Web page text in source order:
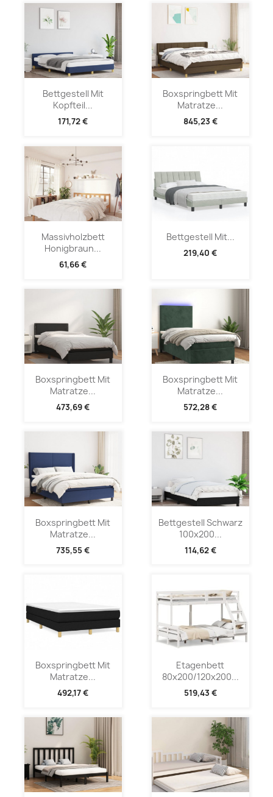
Bettgestell Mit
Kopfteil...
171,72 €
Boxspringbett Mit
Matratze...
845,23 €
Massivholzbett
Honigbraun...
61,66 €
Bettgestell Mit...
219,40 €
Boxspringbett Mit
Matratze...
473,69 €
Boxspringbett Mit
Matratze...
572,28 €
Boxspringbett Mit
Matratze...
735,55 €
Bettgestell Schwarz
100x200...
114,62 €
Boxspringbett Mit
Matratze...
492,17 €
Etagenbett
80x200/120x200...
519,43 €